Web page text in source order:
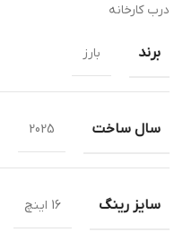
درب کارخانه
برند بارز
سال ساخت 2025
سایز رینگ 16 اینچ